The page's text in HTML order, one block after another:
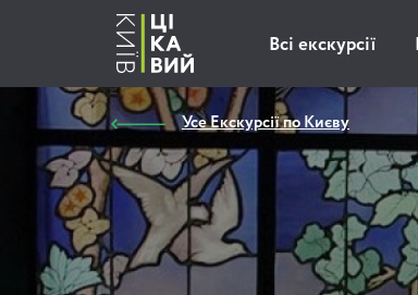
Всі екскурсії
Усе Екскурсії по Києву